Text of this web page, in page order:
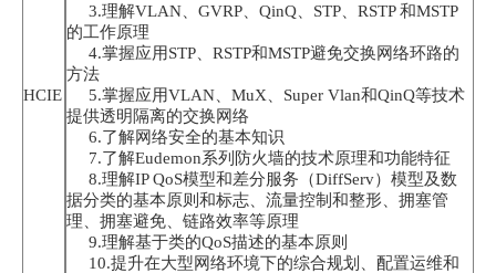
HCIE
3.理解VLAN、GVRP、QinQ、STP、RSTP 和MSTP
的工作原理
4.掌握应用STP、RSTP和MSTP避免交换网络环路的
方法
5.掌握应用VLAN、MuX、Super Vlan和QinQ等技术
提供透明隔离的交换网络
6.了解网络安全的基本知识
7.了解Eudemon系列防火墙的技术原理和功能特征
8.理解IP QoS模型和差分服务（DiffServ）模型及数
据分类的基本原则和标志、流量控制和整形、拥塞管
理、拥塞避免、链路效率等原理
9.理解基于类的QoS描述的基本原则
10.提升在大型网络环境下的综合规划、配置运维和